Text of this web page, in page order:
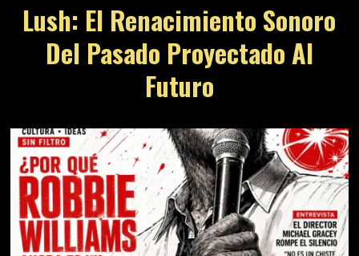
Lush: El Renacimiento Sonoro
Del Pasado Proyectado Al
Futuro